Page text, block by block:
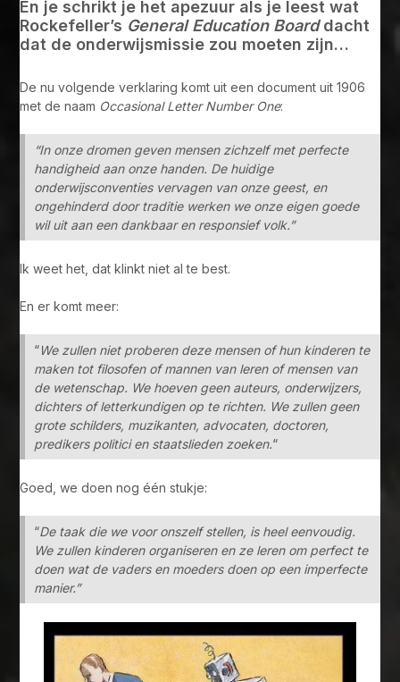
En je schrikt je het apezuur als je leest wat
Rockefeller’s General Education Boarddacht
dat de onderwijsmissie zou moeten zijn…
De nu volgende verklaring komt uit een document uit 1906
met de naam Occasional Letter Number One:
“In onze dromen geven mensen zichzelf met perfecte
handigheid aan onze handen. De huidige
onderwijsconventies vervagen van onze geest, en
ongehinderd door traditie werken we onze eigen goede
wil uit aan een dankbaar en responsief volk.”
Ik weet het, dat klinkt niet al te best.
En er komt meer:
“We zullen niet proberen deze mensen of hun kinderen te
maken tot filosofen of mannen van leren of mensen van
de wetenschap. We hoeven geen auteurs, onderwijzers,
dichters of letterkundigen op te richten. We zullen geen
grote schilders, muzikanten, advocaten, doctoren,
predikers politici en staatslieden zoeken.“
Goed, we doen nog één stukje:
“De taak die we voor onszelf stellen, is heel eenvoudig.
We zullen kinderen organiseren en ze leren om perfect te
doen wat de vaders en moeders doen op een imperfecte
manier.”